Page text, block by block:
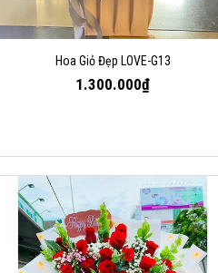
Hoa Giỏ Đẹp LOVE-G13
1.300.000₫